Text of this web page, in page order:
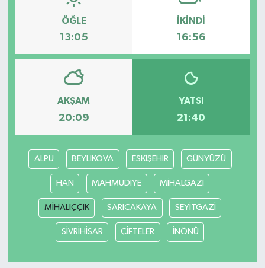
ÖĞLE
13:05
İKINDI
16:56
AKŞAM
20:09
YATSI
21:40
ALPU BEYLİKOVA ESKİŞEHİR GÜNYÜZÜ
HAN MAHMUDİYE MİHALGAZİ
MİHALIÇÇIK SARICAKAYA SEYİTGAZİ
SİVRİHİSAR ÇİFTELER İNÖNÜ